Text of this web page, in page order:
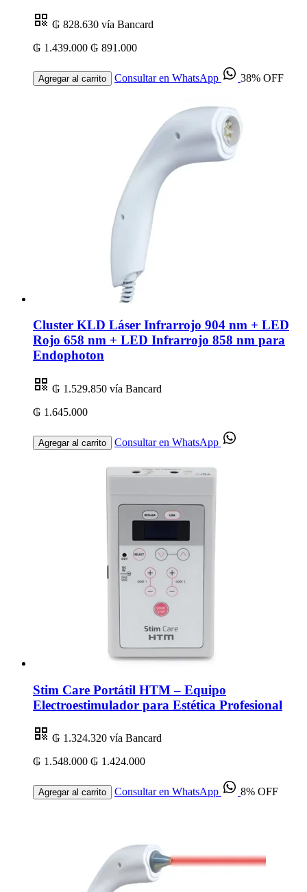
₲ 828.630 vía Bancard
₲ 1.439.000 ₲ 891.000
Agregar al carrito Consultar en WhatsApp 38% OFF
Cluster KLD Láser Infrarrojo 904 nm + LED
Rojo 658 nm + LED Infrarrojo 858 nm para
Endophoton
₲ 1.529.850 vía Bancard
₲ 1.645.000
Agregar al carrito Consultar en WhatsApp
Stim Care Portátil HTM – Equipo
Electroestimulador para Estética Profesional
₲ 1.324.320 vía Bancard
₲ 1.548.000 ₲ 1.424.000
Agregar al carrito Consultar en WhatsApp 8% OFF